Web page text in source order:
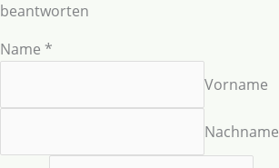
beantworten
Name *
Vorname
Nachname